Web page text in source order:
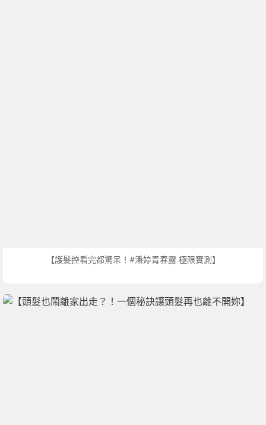
【護髮控看完都驚呆！#潘婷青春露 極限實測】